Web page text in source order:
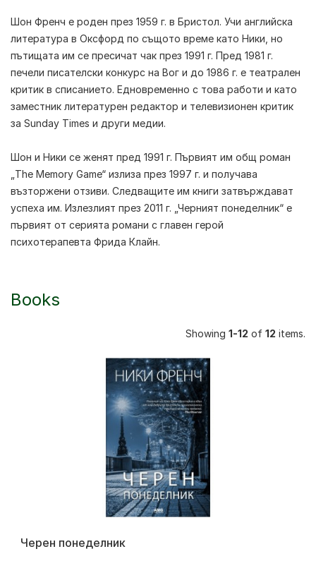
Шон Френч е роден през 1959 г. в Бристол. Учи английска
литература в Оксфорд по същото време като Ники, но
пътищата им се пресичат чак през 1991 г. Пред 1981 г.
печели писателски конкурс на Вог и до 1986 г. е театрален
критик в списанието. Едновременно с това работи и като
заместник литературен редактор и телевизионен критик
за Sunday Times и други медии.
Шон и Ники се женят пред 1991 г. Първият им общ роман
„The Memory Game“ излиза през 1997 г. и получава
възторжени отзиви. Следващите им книги затвърждават
успеха им. Излезлият през 2011 г. „Черният понеделник“ е
първият от серията романи с главен герой
психотерапевта Фрида Клайн.
Books
Showing 1-12 of 12 items.
Черен понеделник